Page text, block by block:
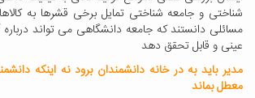
شناختی و جامعه شناختی تمایل برخی قشرها به
مسائلی دانستند که جامعه دانشگاهی می تواند درباره
عینی و قابل تحقق دهد
مدیر باید به در خانه دانشمندان برود نه اینکه
معطل بماند